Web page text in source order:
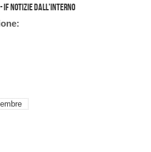
IF NOTIZIE DALL'INTERNO